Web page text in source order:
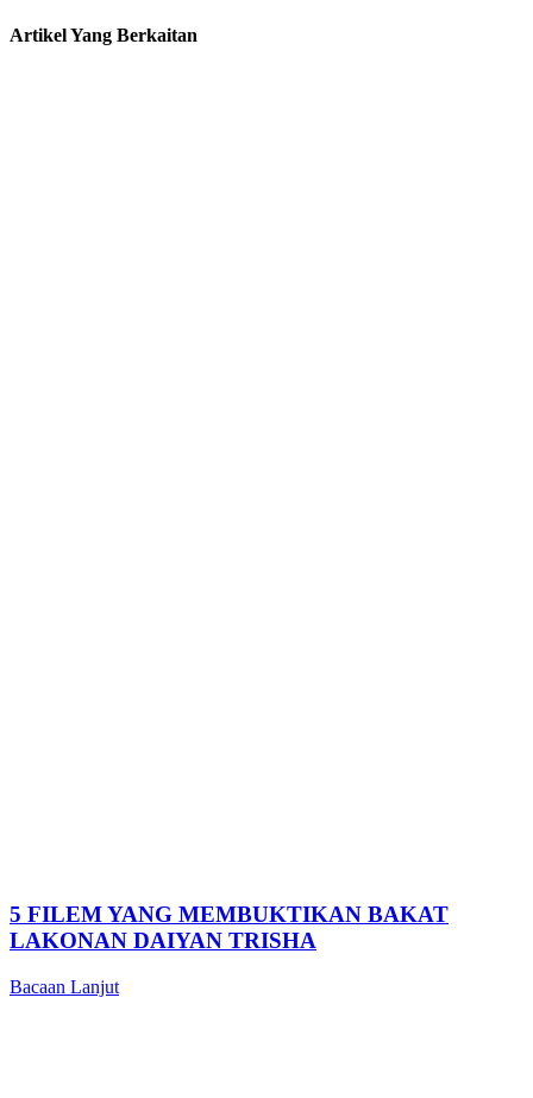
Artikel Yang Berkaitan
5 FILEM YANG MEMBUKTIKAN BAKAT
LAKONAN DAIYAN TRISHA
Bacaan Lanjut